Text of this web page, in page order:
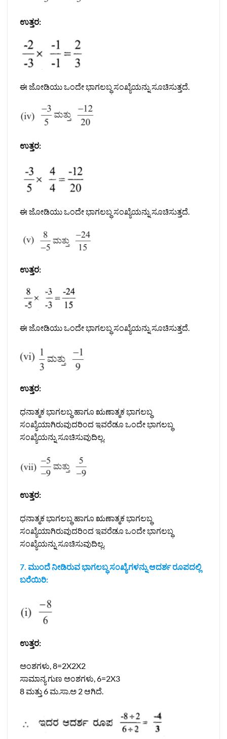
ಉತ್ತರ:
ಈ ಜೋಡಿಯು ಒಂದೇ ಭಾಗಲಬ್ಧ ಸಂಖ್ಯೆಯನ್ನು ಸೂಚಿಸುತ್ತದೆ.
ಉತ್ತರ:
ಈ ಜೋಡಿಯು ಒಂದೇ ಭಾಗಲಬ್ಧ ಸಂಖ್ಯೆಯನ್ನು ಸೂಚಿಸುತ್ತದೆ.
ಉತ್ತರ:
ಈ ಜೋಡಿಯು ಒಂದೇ ಭಾಗಲಬ್ಧ ಸಂಖ್ಯೆಯನ್ನು ಸೂಚಿಸುತ್ತದೆ.
ಉತ್ತರ:
ಧನಾತ್ಮಕ ಭಾಗಲಬ್ಧ ಹಾಗೂ ಋಣಾತ್ಮಕ ಭಾಗಲಬ್ಧ
ಸಂಖ್ಯೆಯಾಗಿರುವುದರಿಂದ ಇವರೆಡೂ ಒಂದೇ ಭಾಗಲಬ್ಧ
ಸಂಖ್ಯೆಯನ್ನು ಸೂಚಿಸುವುದಿಲ್ಲ.
ಉತ್ತರ:
ಧನಾತ್ಮಕ ಭಾಗಲಬ್ಧ ಹಾಗೂ ಋಣಾತ್ಮಕ ಭಾಗಲಬ್ಧ
ಸಂಖ್ಯೆಯಾಗಿರುವುದರಿಂದ ಇವರೆಡೂ ಒಂದೇ ಭಾಗಲಬ್ಧ
ಸಂಖ್ಯೆಯನ್ನು ಸೂಚಿಸುವುದಿಲ್ಲ.
7. ಮುಂದೆ ನೀಡಿರುವ ಭಾಗಲಬ್ಧ ಸಂಖ್ಯೆಗಳನ್ನು ಆದರ್ಶ ರೂಪದಲ್ಲಿ
ಬರೆಯಿರಿ:
ಉತ್ತರ:
ಅಂಶಗಳು, 8=2X2X2
ಸಾಮಾನ್ಯ ಗುಣ ಅಂಶಗಳು, 6=2X3
8 ಮತ್ತು 6 ಮ.ಸಾ.ಅ 2 ಆಗಿದೆ.